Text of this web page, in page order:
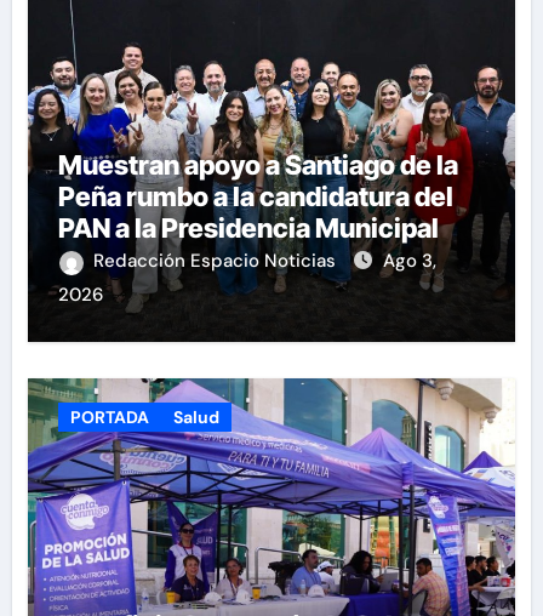
Muestran apoyo a Santiago de la
Peña rumbo a la candidatura del
PAN a la Presidencia Municipal
Redacción Espacio Noticias
Ago 3,
2026
PORTADA Salud